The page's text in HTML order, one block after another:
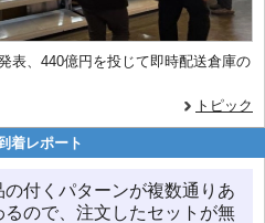
表、440億円を投じて即時配送倉庫の
トピック
着レポート
付くパターンが複数通りあ
ので、注文したセットが無